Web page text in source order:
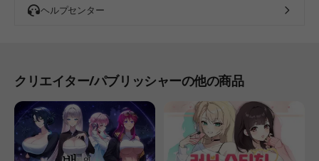
ヘルプセンター
クリエイター/パブリッシャーの他の商品